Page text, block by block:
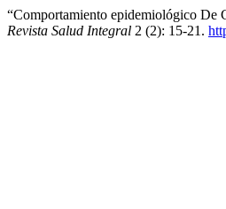
“Comportamiento epidemiológico
Revista Salud Integral 2 (2): 15-21.